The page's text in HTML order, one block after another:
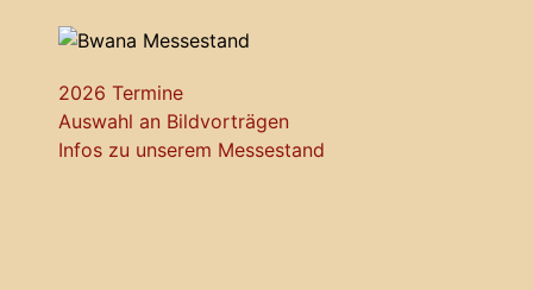
2026 Termine
Auswahl an Bildvorträgen
Infos zu unserem Messestand